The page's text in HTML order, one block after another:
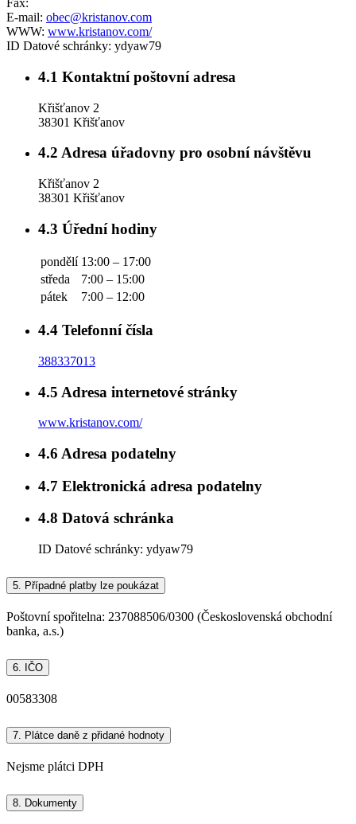
Fax:
E-mail: obec@kristanov.com
WWW: www.kristanov.com/
ID Datové schránky: ydyaw79
4.1 Kontaktní poštovní adresa
Křišťanov 2
38301 Křišťanov
4.2 Adresa úřadovny pro osobní návštěvu
Křišťanov 2
38301 Křišťanov
4.3 Úřední hodiny
pondělí 13:00 – 17:00
středa
7:00 – 15:00
pátek
7:00 – 12:00
4.4 Telefonní čísla
388337013
4.5 Adresa internetové stránky
www.kristanov.com/
4.6 Adresa podatelny
4.7 Elektronická adresa podatelny
4.8 Datová schránka
ID Datové schránky: ydyaw79
5. Případné platby lze poukázat
Poštovní spořitelna: 237088506/0300 (Československá obchodní
banka, a.s.)
6. IČO
00583308
7. Plátce daně z přidané hodnoty
Nejsme plátci DPH
8. Dokumenty